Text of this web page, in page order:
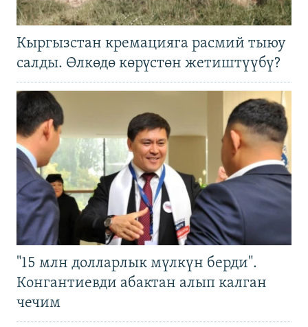
Кыргызстан кремацияга расмий тыюу
салды. Өлкөдө көрүстөн жетиштүүбү?
"15 млн долларлык мүлкүн берди".
Конгантиевди абактан алып калган
чечим